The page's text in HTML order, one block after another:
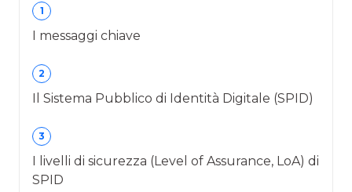
1
I messaggi chiave
2
Il Sistema Pubblico di Identità Digitale (SPID)
3
I livelli di sicurezza (Level of Assurance, LoA) di
SPID